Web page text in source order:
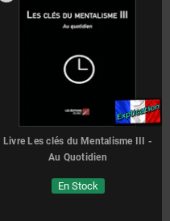
Livre Les clés du Mentalisme III -
Au Quotidien
En Stock